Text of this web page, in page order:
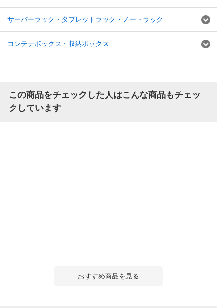
サーバーラック・タブレットラック・ノートラック
コンテナボックス・収納ボックス
この商品をチェックした人はこんな商品もチェッ
クしています
おすすめ商品を見る